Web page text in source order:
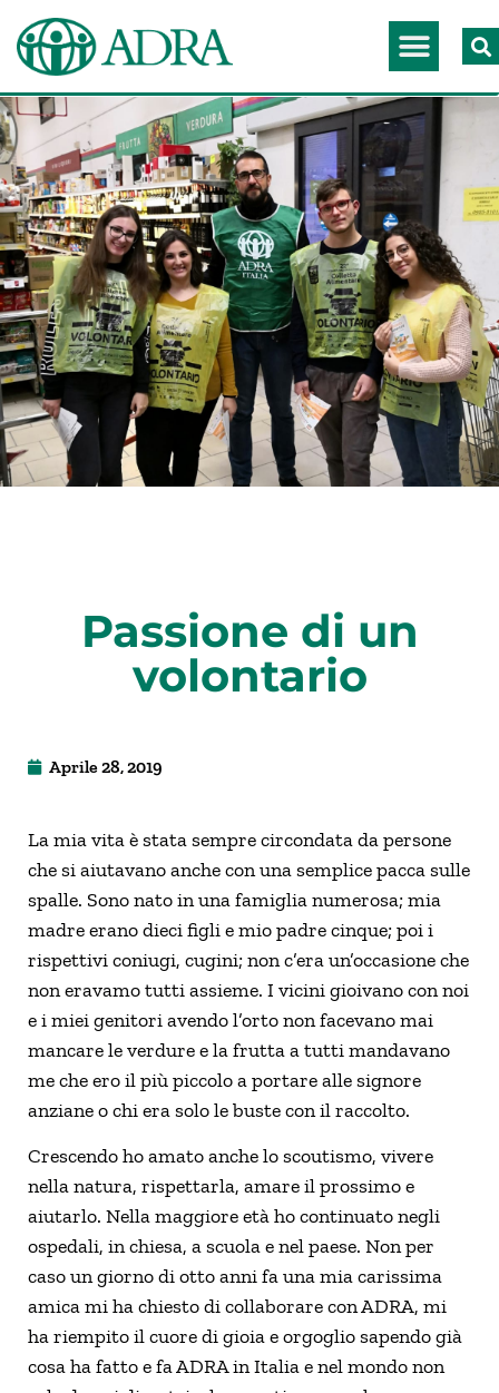
Passione di un
volontario
Aprile 28, 2019
La mia vita è stata sempre circondata da persone
che si aiutavano anche con una semplice pacca sulle
spalle. Sono nato in una famiglia numerosa; mia
madre erano dieci figli e mio padre cinque; poi i
rispettivi coniugi, cugini; non c’era un’occasione che
non eravamo tutti assieme. I vicini gioivano con noi
e i miei genitori avendo l’orto non facevano mai
mancare le verdure e la frutta a tutti mandavano
me che ero il più piccolo a portare alle signore
anziane o chi era solo le buste con il raccolto.
Crescendo ho amato anche lo scoutismo, vivere
nella natura, rispettarla, amare il prossimo e
aiutarlo. Nella maggiore età ho continuato negli
ospedali, in chiesa, a scuola e nel paese. Non per
caso un giorno di otto anni fa una mia carissima
amica mi ha chiesto di collaborare con ADRA, mi
ha riempito il cuore di gioia e orgoglio sapendo già
cosa ha fatto e fa ADRA in Italia e nel mondo non